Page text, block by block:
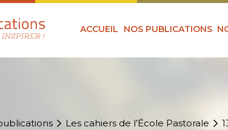
ACCUEIL NOS PUBLICATIONS
Les cahiers de l’École Pastorale